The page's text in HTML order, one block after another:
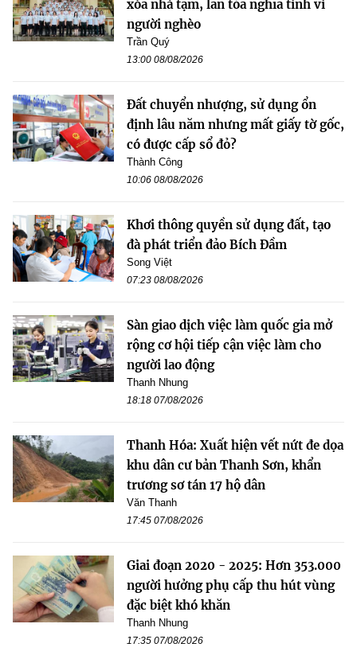
xóa nhà tạm, lan tỏa nghĩa tình vì
người nghèo
Trần Quý
13:00 08/08/2026
Đất chuyển nhượng, sử dụng ổn
định lâu năm nhưng mất giấy tờ gốc,
có được cấp sổ đỏ?
Thành Công
10:06 08/08/2026
Khơi thông quyền sử dụng đất, tạo
đà phát triển đảo Bích Đầm
Song Việt
07:23 08/08/2026
Sàn giao dịch việc làm quốc gia mở
rộng cơ hội tiếp cận việc làm cho
người lao động
Thanh Nhung
18:18 07/08/2026
Thanh Hóa: Xuất hiện vết nứt đe dọa
khu dân cư bản Thanh Sơn, khẩn
trương sơ tán 17 hộ dân
Văn Thanh
17:45 07/08/2026
Giai đoạn 2020 - 2025: Hơn 353.000
người hưởng phụ cấp thu hút vùng
đặc biệt khó khăn
Thanh Nhung
17:35 07/08/2026